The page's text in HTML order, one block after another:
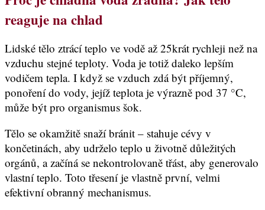
reaguje na chlad
Lidské tělo ztrácí teplo ve vodě až 25krát rychleji než na
vzduchu stejné teploty. Voda je totiž daleko lepším
vodičem tepla. I když se vzduch zdá být příjemný,
ponoření do vody, jejíž teplota je výrazně pod 37 °C,
může být pro organismus šok.
Tělo se okamžitě snaží bránit – stahuje cévy v
končetinách, aby udrželo teplo u životně důležitých
orgánů, a začíná se nekontrolovaně třást, aby generovalo
vlastní teplo. Toto třesení je vlastně první, velmi
efektivní obranný mechanismus.